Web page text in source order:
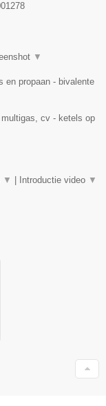
▼
en propaan - bivalente
cv - ketels op
▼ Introductie video ▼